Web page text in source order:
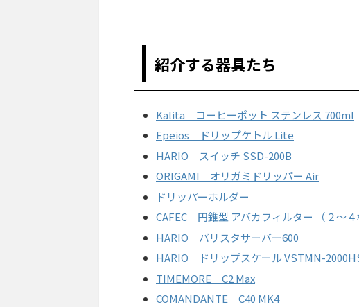
紹介する器具たち
Kalita コーヒーポット ステンレス 700ml
Epeios ドリップケトル Lite
HARIO スイッチ SSD-200B
ORIGAMI オリガミドリッパー Air
ドリッパーホルダー
CAFEC 円錐型 アバカフィルター （２～４
HARIO バリスタサーバー600
HARIO ドリップスケール VSTMN-
TIMEMORE C2 Max
COMANDANTE C40 MK4